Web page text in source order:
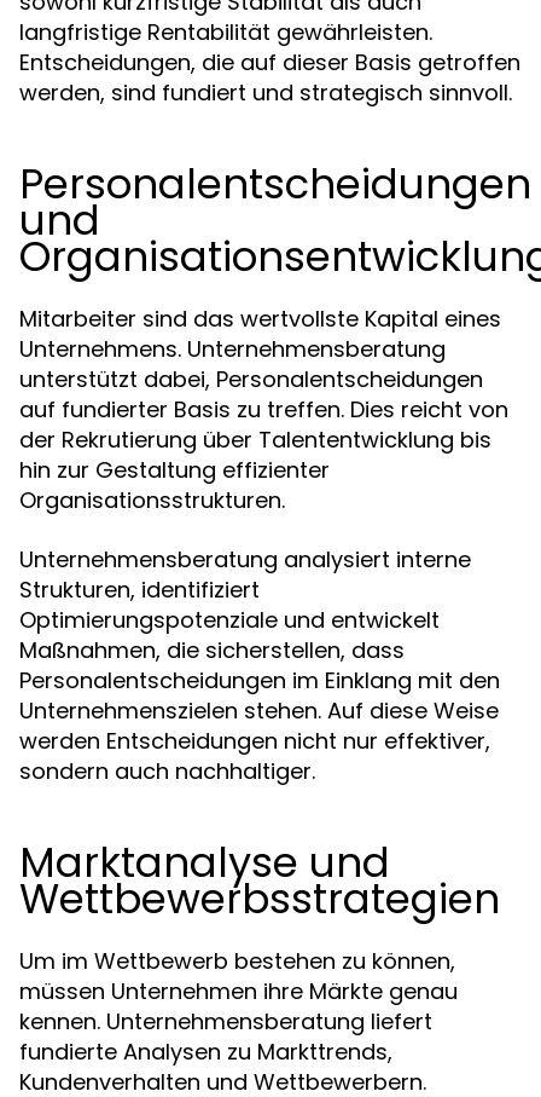
langfristige Rentabilität gewährleisten.
Entscheidungen, die auf dieser Basis getroffen
werden, sind fundiert und strategisch sinnvoll.
Personalentscheidungen
und
Mitarbeiter sind das wertvollste Kapital eines
Unternehmens. Unternehmensberatung
unterstützt dabei, Personalentscheidungen
auf fundierter Basis zu treffen. Dies reicht von
der Rekrutierung über Talententwicklung bis
hin zur Gestaltung effizienter
Organisationsstrukturen.
Unternehmensberatung analysiert interne
Strukturen, identifiziert
Optimierungspotenziale und entwickelt
Maßnahmen, die sicherstellen, dass
Personalentscheidungen im Einklang mit den
Unternehmenszielen stehen. Auf diese Weise
werden Entscheidungen nicht nur effektiver,
sondern auch nachhaltiger.
Marktanalyse und
Wettbewerbsstrategien
Um im Wettbewerb bestehen zu können,
müssen Unternehmen ihre Märkte genau
kennen. Unternehmensberatung liefert
fundierte Analysen zu Markttrends,
Kundenverhalten und Wettbewerbern.